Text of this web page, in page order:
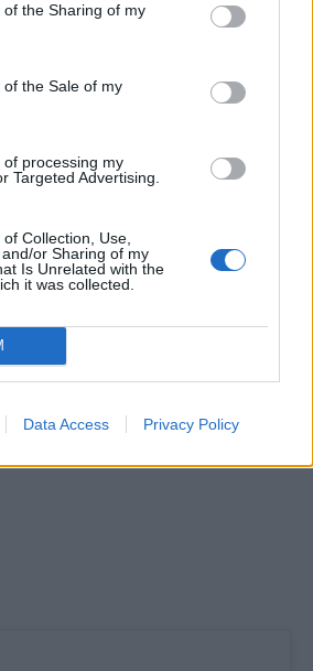
the Sharing of my
the Sale of my
processing my
Targeted Advertising.
Collection, Use,
or Sharing of my
Is Unrelated with the
it was collected.
Data Access Privacy Policy
δημιουργεί βίντεο, ενώ η
εκείνη που την ώθησε να
με τα social media.